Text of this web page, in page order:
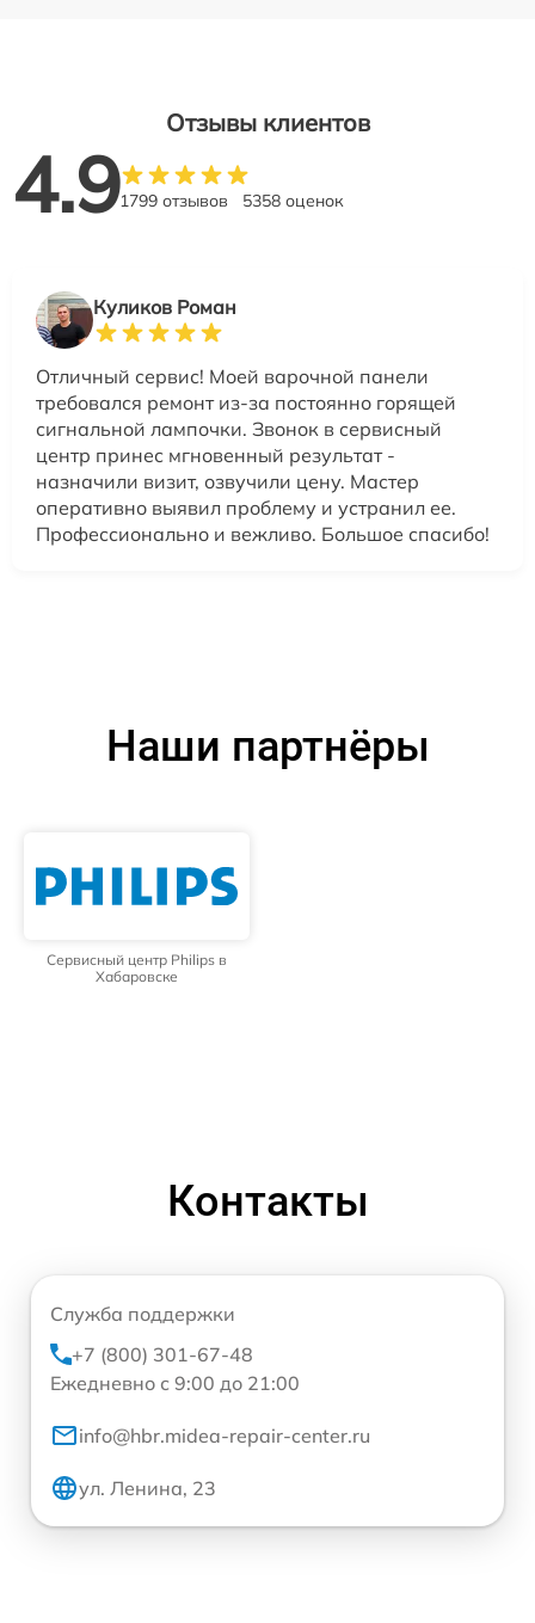
Отзывы клиентов
4.91799 отзывов 5358 оценок
Куликов Роман
Отличный сервис! Моей варочной панели
требовался ремонт из-за постоянно горящей
сигнальной лампочки. Звонок в сервисный
центр принес мгновенный результат -
назначили визит, озвучили цену. Мастер
оперативно выявил проблему и устранил ее.
Профессионально и вежливо. Большое спасибо!
Наши партнёры
Сервисный центр Philips в
Хабаровске
Контакты
Служба поддержки
+7 (800) 301-67-48
Ежедневно с 9:00 до 21:00
info@hbr.midea-repair-center.ru
ул. Ленина, 23